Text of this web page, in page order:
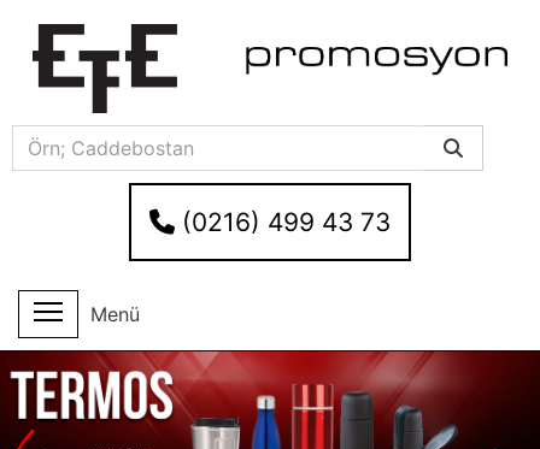
(0216) 499 43 73
Menü
İleri